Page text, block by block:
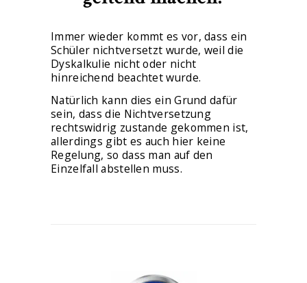
Immer wieder kommt es vor, dass ein
Schüler nichtversetzt wurde, weil die
Dyskalkulie nicht oder nicht
hinreichend beachtet wurde.
Natürlich kann dies ein Grund dafür
sein, dass die Nichtversetzung
rechtswidrig zustande gekommen ist,
allerdings gibt es auch hier keine
Regelung, so dass man auf den
Einzelfall abstellen muss.